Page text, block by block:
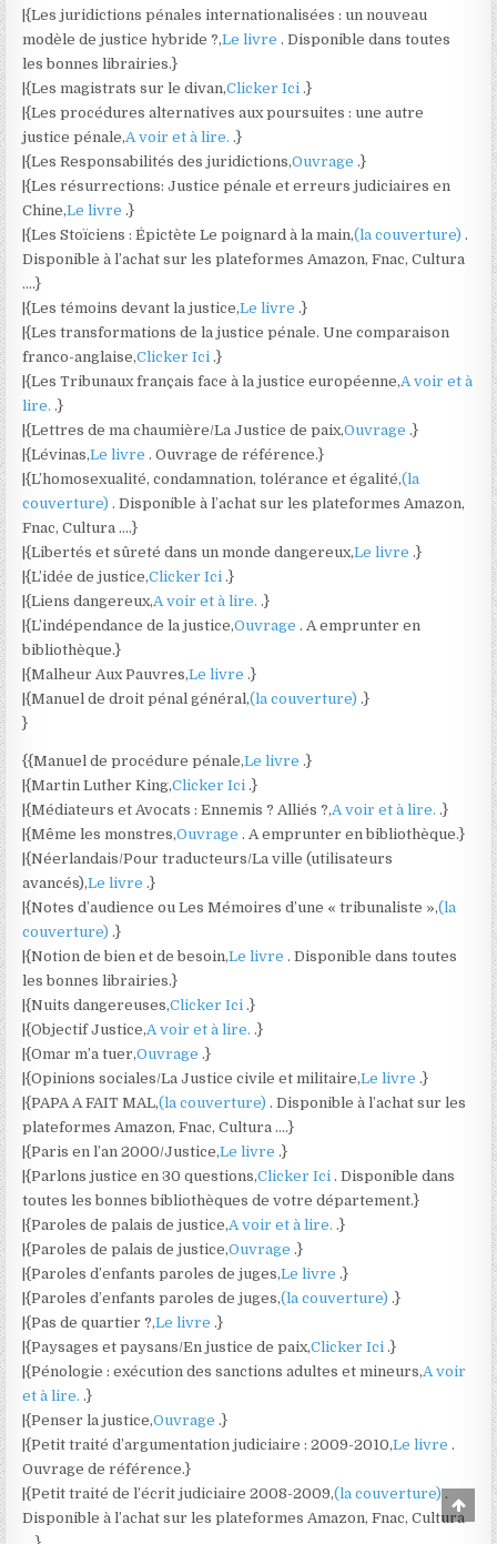
|{Les juridictions pénales internationalisées : un nouveau
modèle de justice hybride ?,Le livre. Disponible dans toutes
les bonnes librairies.}
|{Les magistrats sur le divan,Clicker Ici.}
|{Les procédures alternatives aux poursuites : une autre
justice pénale,A voir et à lire..}
|{Les Responsabilités des juridictions,Ouvrage.}
|{Les résurrections: Justice pénale et erreurs judiciaires en
Chine,Le livre.}
|{Les Stoïciens : Épictète Le poignard à la main,(la couverture).
Disponible à l’achat sur les plateformes Amazon, Fnac, Cultura
….}
|{Les témoins devant la justice,Le livre.}
|{Les transformations de la justice pénale. Une comparaison
franco-anglaise,Clicker Ici.}
|{Les Tribunaux français face à la justice européenne,A voir et à
lire..}
|{Lettres de ma chaumière/La Justice de paix,Ouvrage.}
|{Lévinas,Le livre. Ouvrage de référence.}
|{L’homosexualité, condamnation, tolérance et égalité,(la
couverture). Disponible à l’achat sur les plateformes Amazon,
Fnac, Cultura ….}
|{Libertés et sûreté dans un monde dangereux,Le livre.}
|{L’idée de justice,Clicker Ici.}
|{Liens dangereux,A voir et à lire..}
|{L’indépendance de la justice,Ouvrage. A emprunter en
bibliothèque.}
|{Malheur Aux Pauvres,Le livre.}
|{Manuel de droit pénal général,(la couverture).}
}
{{Manuel de procédure pénale,Le livre.}
|{Martin Luther King,Clicker Ici.}
|{Médiateurs et Avocats : Ennemis ? Alliés ?,A voir et à lire..}
|{Même les monstres,Ouvrage. A emprunter en bibliothèque.}
|{Néerlandais/Pour traducteurs/La ville (utilisateurs
avancés),Le livre.}
|{Notes d’audience ou Les Mémoires d’une « tribunaliste »,(la
couverture).}
|{Notion de bien et de besoin,Le livre. Disponible dans toutes
les bonnes librairies.}
|{Nuits dangereuses,Clicker Ici.}
|{Objectif Justice,A voir et à lire..}
|{Omar m’a tuer,Ouvrage.}
|{Opinions sociales/La Justice civile et militaire,Le livre.}
|{PAPA A FAIT MAL,(la couverture). Disponible à l’achat sur les
plateformes Amazon, Fnac, Cultura ….}
|{Paris en l’an 2000/Justice,Le livre.}
|{Parlons justice en 30 questions,Clicker Ici. Disponible dans
toutes les bonnes bibliothèques de votre département.}
|{Paroles de palais de justice,A voir et à lire..}
|{Paroles de palais de justice,Ouvrage.}
|{Paroles d’enfants paroles de juges,Le livre.}
|{Paroles d’enfants paroles de juges,(la couverture).}
|{Pas de quartier ?,Le livre.}
|{Paysages et paysans/En justice de paix,Clicker Ici.}
|{Pénologie : exécution des sanctions adultes et mineurs,A voir
et à lire..}
|{Penser la justice,Ouvrage.}
|{Petit traité d’argumentation judiciaire : 2009-2010,Le livre.
Ouvrage de référence.}
|{Petit traité de l’écrit judiciaire 2008-2009,(la couverture).
Disponible à l’achat sur les plateformes Amazon, Fnac, Culturato
Top